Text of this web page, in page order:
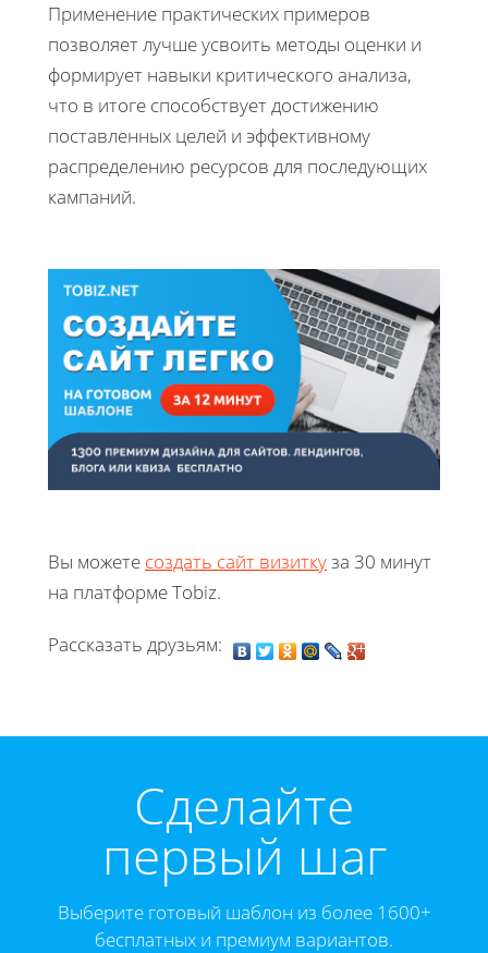
Применение практических примеров
позволяет лучше усвоить методы оценки и
формирует навыки критического анализа,
что в итоге способствует достижению
поставленных целей и эффективному
распределению ресурсов для последующих
кампаний.
Вы можете создать сайт визиткуза 30 минут
на платформе Tobiz.
Рассказать друзьям:
Cделайте
первый шаг
Выберите готовый шаблон из более 1600+
бесплатных и премиум вариантов.